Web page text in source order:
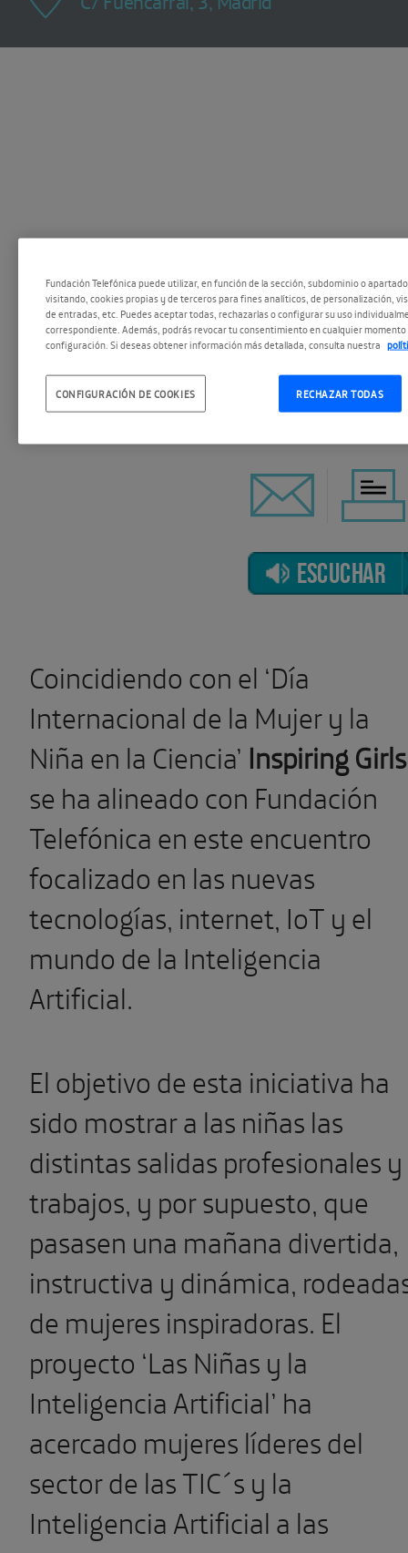
11 M X J V :
10:00 - 20:00
S D y Festivos:
11:00 - 20:00
ESCUCHAR
Coincidiendo con el ‘Día
Internacional de la Mujer y la
Niña en la Ciencia’ Inspiring Girls
se ha alineado con Fundación
Telefónica en este encuentro
focalizado en las nuevas
tecnologías, internet, IoT y el
mundo de la Inteligencia
Artificial.
El objetivo de esta iniciativa ha
sido mostrar a las niñas las
distintas salidas profesionales y
trabajos, y por supuesto, que
pasasen una mañana divertida,
instructiva y dinámica,
de mujeres inspiradoras. El
proyecto ‘Las Niñas y la
Inteligencia Artificial’ ha
acercado mujeres líderes del
sector de las TIC´s y la
Inteligencia Artificial a las
Fundación Telefónica puede utilizar, en función de la sección, subdominio o
visitando, cookies propias y de terceros para fines analíticos, de personalización,
de entradas, etc. Puedes aceptar todas, rechazarlas o configurar su uso
correspondiente. Además, podrás revocar tu consentimiento en cualquier momento
configuración. Si deseas obtener información más detallada, consulta nuestra
RECHAZAR TODAS
CONFIGURACIÓN DE COOKIES